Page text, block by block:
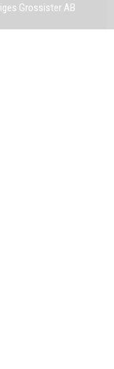
Grossister AB